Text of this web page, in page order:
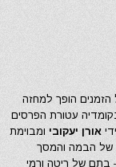
הופך למחזה
עטורת הפרסים
אורן יעקובי ומבוימת
של הבמה והמסך
בתם של ריטה ורמי